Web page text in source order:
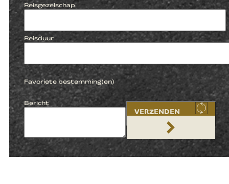
Reisgezelschap
Reisduur
Favoriete bestemming(en)
Bericht
VERZENDEN